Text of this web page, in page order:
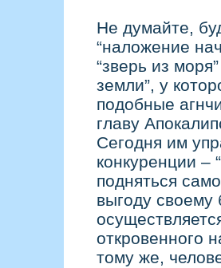
Не думайте,
“наложение
“зверь из
земли”, у
подобные
главу
Сегодня им
конкуренции –
подняться
выгоду своему
откровенного
тому же,